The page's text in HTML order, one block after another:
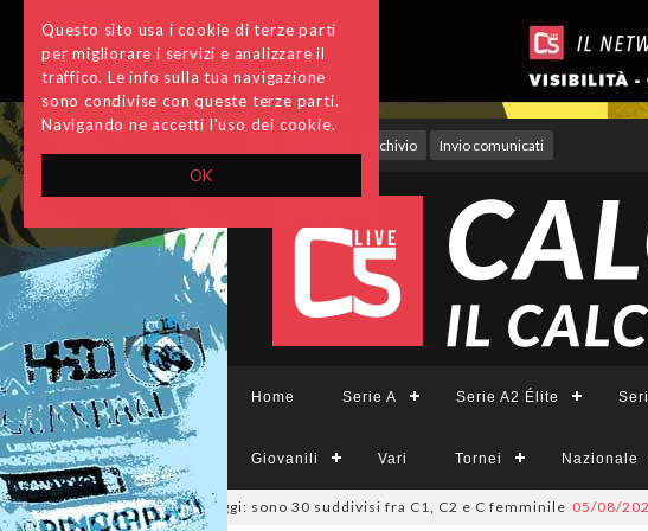
OK
Questo sito usa i cookie di terze parti
per migliorare i servizi e analizzare il
traffico. Le info sulla tua navigazione
sono condivise con queste terze parti.
Navigando ne accetti l'uso dei cookie.
Archivio Invio comunicati
Home Serie A Serie A2 Élite
Giovanili Vari Tornei Nazionale
deliberati i ripescaggi: sono 30 suddivisi fra C1, C2 e C femminile 05/08/2026